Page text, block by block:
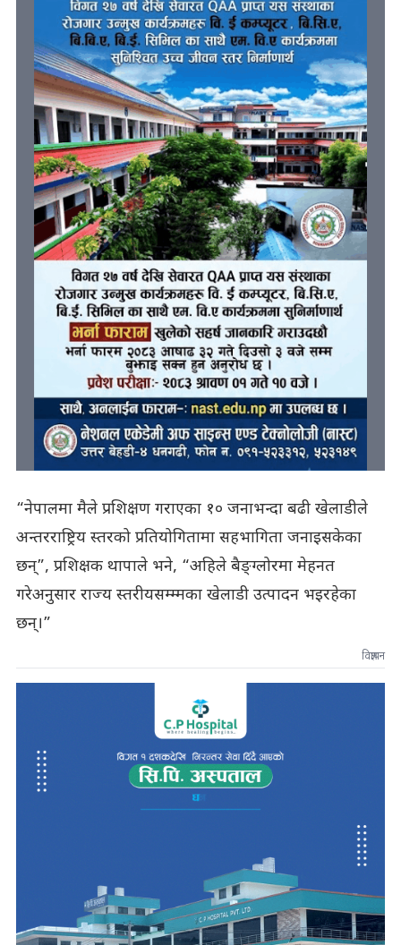
“नेपालमा मैले प्रशिक्षण गराएका १० जनाभन्दा बढी खेलाडीले
अन्तरराष्ट्रिय स्तरको प्रतियोगितामा सहभागिता जनाइसकेका
छन्”, प्रशिक्षक थापाले भने, “अहिले बैङ्ग्लोरमा मेहनत
गरेअनुसार राज्य स्तरीयसम्म्मका खेलाडी उत्पादन भइरहेका
छन्।”
विज्ञापन